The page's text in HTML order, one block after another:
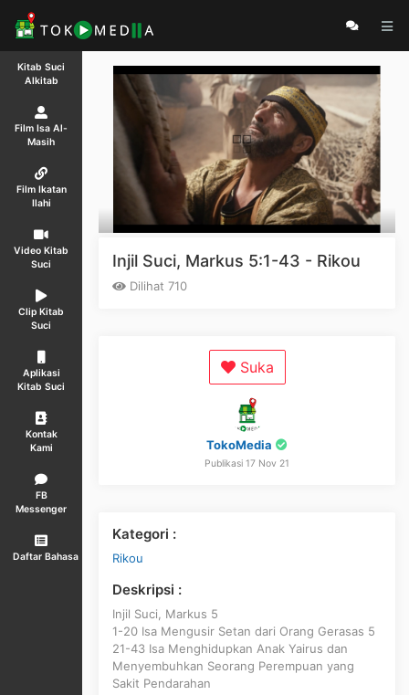
Kitab Suci
Alkitab
Film Isa Al-
Masih
Film Ikatan
Ilahi
Video Kitab
Suci
Clip Kitab
Suci
Aplikasi
Kitab Suci
Kontak
Kami
FB
Messenger
Daftar Bahasa
Injil Suci, Markus 5:1-43 - Rikou
Dilihat 710
Suka
TokoMedia
Publikasi 17 Nov 21
Kategori :
Rikou
Deskripsi :
Injil Suci, Markus 5
1-20 Isa Mengusir Setan dari Orang Gerasas 5
21-43 Isa Menghidupkan Anak Yairus dan
Menyembuhkan Seorang Perempuan yang
Sakit Pendarahan